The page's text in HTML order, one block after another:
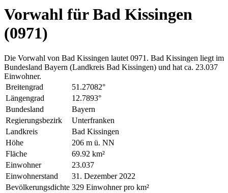
Vorwahl für Bad Kissingen
(0971)
Die Vorwahl von Bad Kissingen lautet 0971. Bad Kissingen liegt im
Bundesland Bayern (Landkreis Bad Kissingen) und hat ca. 23.037
Einwohner.
Breitengrad
51.27082°
Längengrad
12.7893°
Bundesland
Bayern
Regierungsbezirk
Unterfranken
Landkreis
Bad Kissingen
Höhe
206 m ü. NN
Fläche
69.92 km²
Einwohner
23.037
Einwohnerstand
31. Dezember 2022
Bevölkerungsdichte 329 Einwohner pro km²